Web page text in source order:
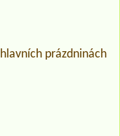
prázdninách